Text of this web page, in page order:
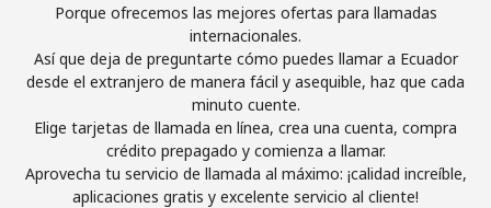
¡Hola!
Inicia sesión oREGÍSTRATE →
Porque ofrecemos las mejores ofertas para llamadas
internacionales.
Así que deja de preguntarte cómo puedes llamar a Ecuador
desde el extranjero de manera fácil y asequible, haz que cada
minuto cuente.
Elige tarjetas de llamada en línea, crea una cuenta, compra
crédito prepagado y comienza a llamar.
Aprovecha tu servicio de llamada al máximo: ¡calidad increíble,
aplicaciones gratis y excelente servicio al cliente!